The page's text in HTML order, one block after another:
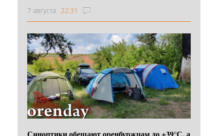
7 августа 22:31
Синоптики обещают оренбуржцам до +39°С, а